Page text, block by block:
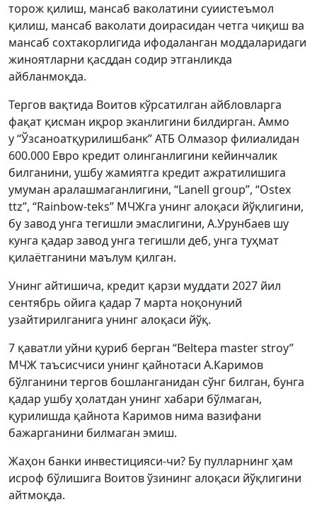
торож қилиш, мансаб ваколатини суиистеъмол
қилиш, мансаб ваколати доирасидан четга чиқиш ва
мансаб сохтакорлигида ифодаланган моддаларидаги
жиноятларни қасддан содир этганликда
айбланмоқда.
Тергов вақтида Воитов кўрсатилган айбловларга
фақат қисман иқрор эканлигини билдирган. Аммо
у “Ўзсаноатқурилишбанк” АТБ Олмазор филиалидан
600.000 Евро кредит олинганлигини кейинчалик
билганини, ушбу жамиятга кредит ажратилишига
умуман аралашмаганлигини, “Lanell group”, “Ostex
ttz”, “Rainbow-teks” МЧЖга унинг алоқаси йўқлигини,
бу завод унга тегишли эмаслигини, А.Урунбаев шу
кунга қадар завод унга тегишли деб, унга туҳмат
қилаётганини маълум қилган.
Унинг айтишича, кредит қарзи муддати 2027 йил
сентябрь ойига қадар 7 марта ноқонуний
узайтирилганига унинг алоқаси йўқ.
7 қаватли уйни қуриб берган “Beltepa master stroy”
МЧЖ таъсисчиси унинг қайнотаси А.Каримов
бўлганини тергов бошланганидан сўнг билган, бунга
қадар ушбу ҳолатдан унинг хабари бўлмаган,
қурилишда қайнота Каримов нима вазифани
бажарганини билмаган эмиш.
Жаҳон банки инвестицияси-чи? Бу пулларнинг ҳам
исроф бўлишига Воитов ўзининг алоқаси йўқлигини
айтмоқда.